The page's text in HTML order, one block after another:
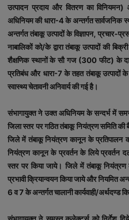
उत्पादन प्रदाय और वितरण का
अधिनियम की धारा-4 के अन्तर्गत सार्वजनिक
अन्तर्गत तंबाकू उत्पादों के विज्ञापन, प्रचार-
नाबालिकों को/के द्वारा तंबाकू उत्पादों की
शैक्षणिक स्थानों के सौ गज (300 फीट) के
प्रतिबंध और धारा-7 के तहत तंबाकू उत्पादों
स्वास्थ्य चेतावनी अनिवार्य की गई है।
संभागायुक्त ने उक्त अधिनियम के सन्दर्भ में
जिला स्तर पर गठित तंबाकू नियंत्रण समिति
जिले में तंबाकू नियंत्रण कानून के प्रतिपालन
नियंत्रण कानून के प्रवर्तन के लिये प्रवर्तन
स्तर पर किया जाये। जिले में तंबाकू
प्रभावी क्रियान्वयन किया जाये और नियमित
6 व 7 के अन्तर्गत चालानी कार्यवाही/अर्थदण्ड